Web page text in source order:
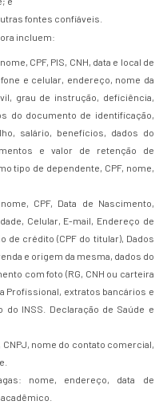
fontes confiáveis.
incluem:
CPF, PIS, CNH, data e local de
e celular, endereço, nome da
grau de instrução, deficiência,
do documento de identificação,
salário, benefícios, dados do
e valor de retenção de
tipo de dependente, CPF, nome,
CPF, Data de Nascimento,
Celular, E-mail, Endereço de
de crédito (CPF do titular), Dados
e origem da mesma, dados do
com foto (RG, CNH ou carteira
Profissional, extratos bancários e
do INSS. Declaração de Saúde e
nome do contato comercial,
nome, endereço, data de